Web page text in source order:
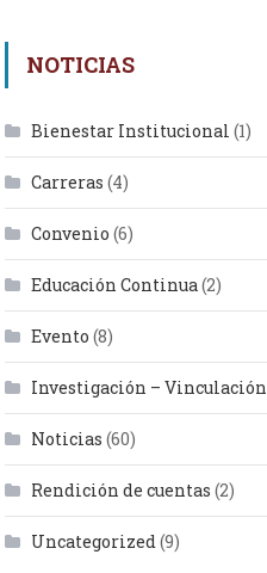
NOTICIAS
Bienestar Institucional (1)
Carreras (4)
Convenio (6)
Educación Continua(2)
Evento (8)
Investigación – Vinculación
Noticias (60)
Rendición de cuentas (2)
Uncategorized(9)